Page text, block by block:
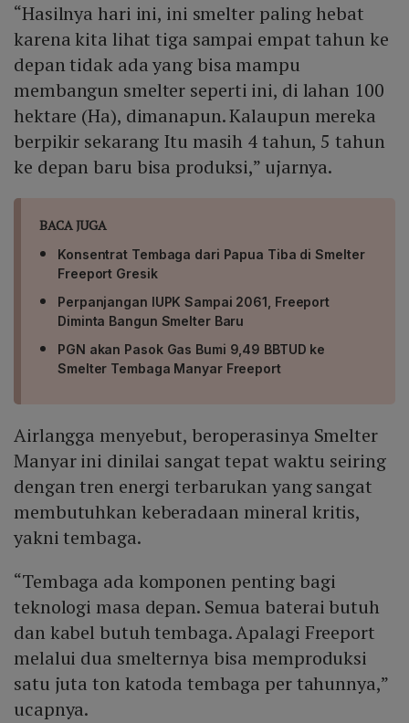
“Hasilnya hari ini, ini smelter paling hebat
karena kita lihat tiga sampai empat tahun ke
depan tidak ada yang bisa mampu
membangun smelter seperti ini, di lahan 100
hektare (Ha), dimanapun. Kalaupun mereka
berpikir sekarang Itu masih 4 tahun, 5 tahun
ke depan baru bisa produksi,” ujarnya.
BACA JUGA
Konsentrat Tembaga dari Papua Tiba di Smelter
Freeport Gresik
Perpanjangan IUPK Sampai 2061, Freeport
Diminta Bangun Smelter Baru
PGN akan Pasok Gas Bumi 9,49 BBTUD ke
Smelter Tembaga Manyar Freeport
Airlangga menyebut, beroperasinya Smelter
Manyar ini dinilai sangat tepat waktu seiring
dengan tren energi terbarukan yang sangat
membutuhkan keberadaan mineral kritis,
yakni tembaga.
“Tembaga ada komponen penting bagi
teknologi masa depan. Semua baterai butuh
dan kabel butuh tembaga. Apalagi Freeport
melalui dua smelternya bisa memproduksi
satu juta ton katoda tembaga per tahunnya,”
ucapnya.